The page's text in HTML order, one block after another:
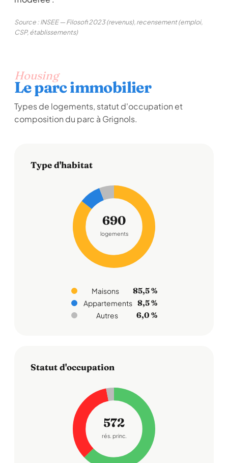
Source : INSEE — Filosofi 2023 (revenus), recensement (emploi,
CSP, établissements)
Housing
Le parc immobilier
Types de logements, statut d'occupation et
composition du parc à Grignols.
Type d'habitat
690
logements
Maisons 85,5 %
Appartements 8,5 %
Autres 6,0 %
Statut d'occupation
572
rés. princ.